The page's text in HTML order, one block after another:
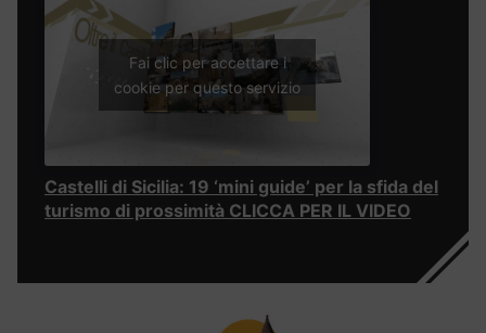
Fai clic per accettare i
cookie per questo servizio
Castelli di Sicilia: 19 ‘mini guide’ per la sfida del
turismo di prossimità CLICCA PER IL VIDEO